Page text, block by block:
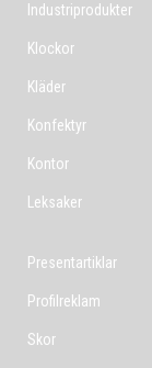
Industriprodukter
Klockor
Kläder
Konfektyr
Kontor
Leksaker
Presentartiklar
Profilreklam
Skor